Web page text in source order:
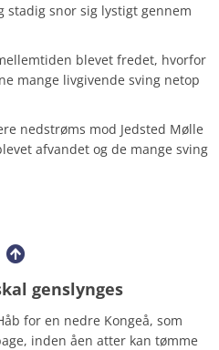
stadig snor sig lystigt gennem
blevet fredet, hvorfor
mange livgivende sving netop
nedstrøms mod Jedsted Mølle
afvandet og de mange sving
genslynges
for en nedre Kongeå, som
inden åen atter kan tømme